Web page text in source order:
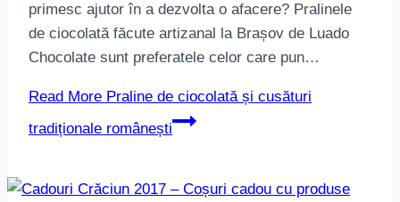
primesc ajutor în a dezvolta o afacere? Pralinele
de ciocolată făcute artizanal la Brașov de Luado
Chocolate sunt preferatele celor care pun…
Read More Praline de ciocolată și cusături
tradiționale românești